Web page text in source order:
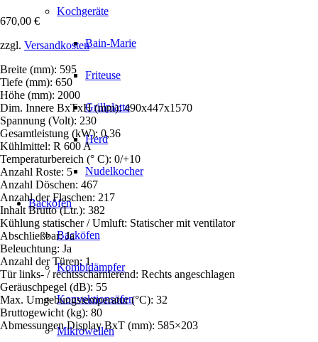
Kochgeräte
Bain-Marie
Friteuse
Grillplatte
Herd
Nudelkocher
Backöfen
Backöfen
Kombidämpfer
Konvektionsöfen
Mikrowellen
670,00 €
zzgl. Versandkosten
Breite (mm): 595
Tiefe (mm): 650
Höhe (mm): 2000
Dim. Innere BxTxH (mm): 490x447x1570
Spannung (Volt): 230
Gesamtleistung (kW): 0,36
Kühlmittel: R 600 A
Temperaturbereich (° C): 0/+10
Anzahl Roste: 5
Anzahl Döschen: 467
Anzahl der Flaschen: 217
Inhalt Brutto (Ltr.): 382
Kühlung statischer / Umluft: Statischer mit ventilator
Abschließbar: Ja
Beleuchtung: Ja
Anzahl der Türen: 1
Tür links- / rechtsscharnierend: Rechts angeschlagen
Geräuschpegel (dB): 55
Max. Umgebungstemperatur (°C): 32
Bruttogewicht (kg): 80
Abmessungen Display BxT (mm): 585×203